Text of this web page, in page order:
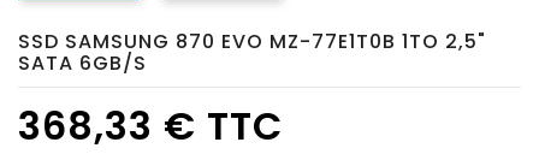
SSD SAMSUNG 870 EVO MZ-77E1T0B 1TO 2,5"
SATA 6GB/S
368,33 € TTC